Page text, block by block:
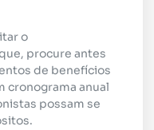
o
procure antes
de benefícios
cronograma anual
possam se